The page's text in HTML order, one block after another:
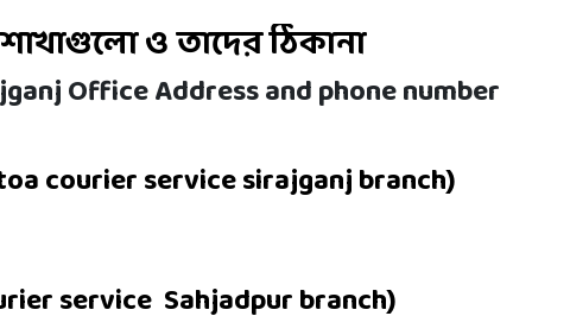
ও তাদের ঠিকানা
Office Address and phone number
courier service sirajganjbranch)
service Sahjadpurbranch)